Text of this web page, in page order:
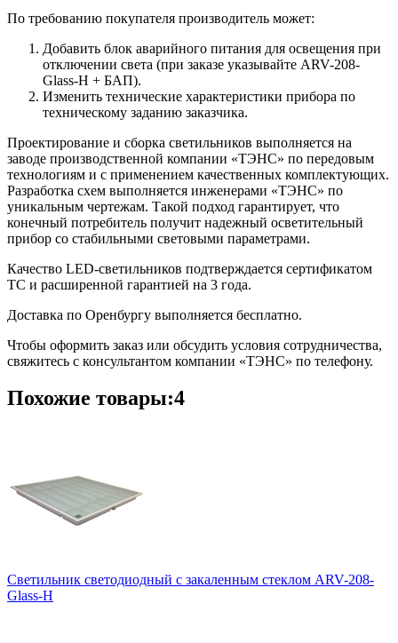
По требованию покупателя производитель может:
Добавить блок аварийного питания для освещения при
отключении света (при заказе указывайте ARV-208-
Glass-H + БАП).
Изменить технические характеристики прибора по
техническому заданию заказчика.
Проектирование и сборка светильников выполняется на
заводе производственной компании «ТЭНС» по передовым
технологиям и с применением качественных комплектующих.
Разработка схем выполняется инженерами «ТЭНС» по
уникальным чертежам. Такой подход гарантирует, что
конечный потребитель получит надежный осветительный
прибор со стабильными световыми параметрами.
Качество LED-светильников подтверждается сертификатом
ТС и расширенной гарантией на 3 года.
Доставка по Оренбургу выполняется бесплатно.
Чтобы оформить заказ или обсудить условия сотрудничества,
свяжитесь с консультантом компании «ТЭНС» по телефону.
Похожие товары:4
Светильник светодиодный с закаленным стеклом ARV-208-
Glass-H